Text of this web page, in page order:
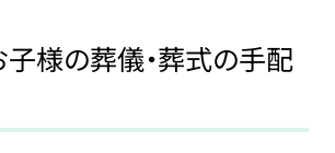
子様の葬儀・葬式の手配